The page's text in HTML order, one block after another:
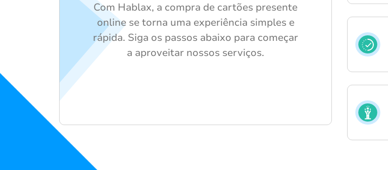
Com Hablax, a compra de cartões presente
online se torna uma experiência simples e
rápida. Siga os passos abaixo para começar
a aproveitar nossos serviços.